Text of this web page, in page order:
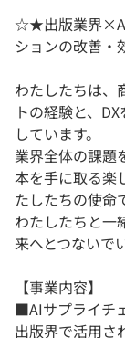
☆★出版業界
ションの改善
わたしたちは、
トの経験と、
しています。
業界全体の課題
本を手に取る楽
たしたちの使命
わたしたちと一
来へとつないで
【事業内容】
■AIサプライチ
出版界で活用さ